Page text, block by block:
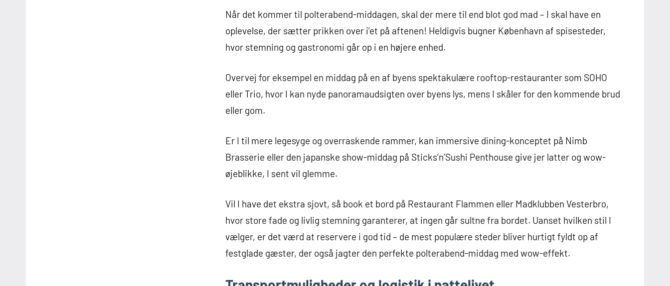
Når det kommer til polterabend-middagen, skal der mere til end blot god mad – I skal have en
oplevelse, der sætter prikken over i’et på aftenen! Heldigvis bugner København af spisesteder,
hvor stemning og gastronomi går op i en højere enhed.
Overvej for eksempel en middag på en af byens spektakulære rooftop-restauranter som SOHO
eller Trio, hvor I kan nyde panoramaudsigten over byens lys, mens I skåler for den kommende brud
eller gom.
Er I til mere legesyge og overraskende rammer, kan immersive dining-konceptet på Nimb
Brasserie eller den japanske show-middag på Sticks’n’Sushi Penthouse give jer latter og wow-
øjeblikke, I sent vil glemme.
Vil I have det ekstra sjovt, så book et bord på Restaurant Flammen eller Madklubben Vesterbro,
hvor store fade og livlig stemning garanterer, at ingen går sultne fra bordet. Uanset hvilken stil I
vælger, er det værd at reservere i god tid – de mest populære steder bliver hurtigt fyldt op af
festglade gæster, der også jagter den perfekte polterabend-middag med wow-effekt.